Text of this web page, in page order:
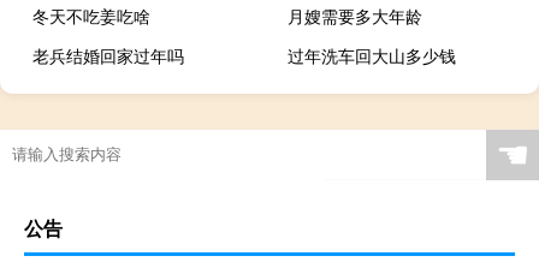
冬天不吃姜吃啥
月嫂需要多大年龄
老兵结婚回家过年吗
过年洗车回大山多少钱
☚
公告